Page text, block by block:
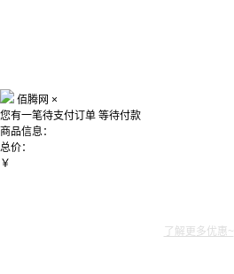
佰腾网 ×
您有一笔待支付订单 等待付款
商品信息：
总价：
￥
了解更多优惠~